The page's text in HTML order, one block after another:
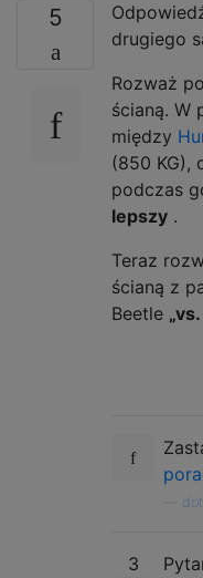
5
drugiego
Rozważ
ścianą. W
między
(850 KG),
podczas
lepszy .
Teraz
ścianą z
Beetle
3